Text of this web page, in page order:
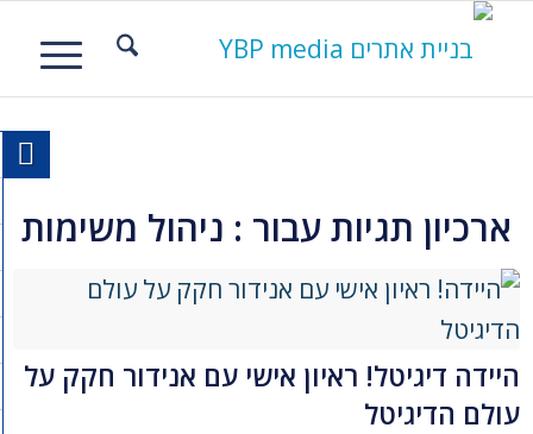
ארכיון תגיות עבור : ניהול משימות
היידה דיגיטל! ראיון אישי עם אנידור חקק על
עולם הדיגיטל